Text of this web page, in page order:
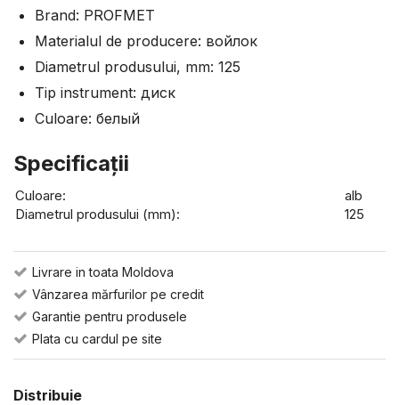
Brand: PROFMET
Materialul de producere: войлок
Diametrul produsului, mm: 125
Tip instrument: диск
Culoare: белый
Specificaţii
Culoare:
alb
Diametrul produsului (mm):
125
Livrare in toata Moldova
Vânzarea mărfurilor pe credit
Garantie pentru produsele
Plata cu cardul pe site
Distribuie